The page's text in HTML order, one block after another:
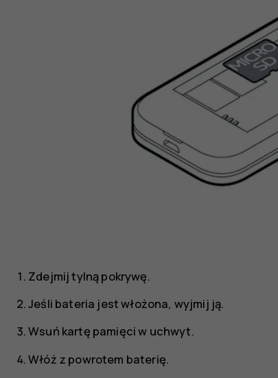
Zdejmij tylną pokrywę.
Jeśli bateria jest włożona, wyjmij ją.
Wsuń kartę pamięci w uchwyt.
Włóż z powrotem baterię.